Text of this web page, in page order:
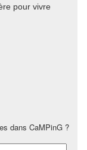
pour vivre
dans CaMPinG ?